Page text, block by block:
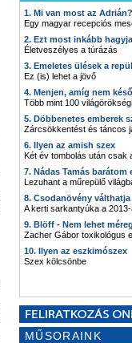
1. Mi van most az Adrián?
Egy magyar recepciós
2. Ezt most inkább
Életveszélyes a túrázás
3. Emeletes ülések a
Ez (is) lehet a jövő
4. Menjen, amíg nem késő
Több mint 100
5. Döbbenetes emberek
Zárcsökkentést és táncos
6. Ilyen az amish szex
Két év tombolás után csak
7. Nádas Tamás barátom
Lezuhant a műrepülő
8. Csodanövény
A kerti sarkantyúka a
9. Blöff - Nem lehet
Zacher Gábor toxikológus
10. Ilyen az eszkimószex
Szex kölcsönbe
MŰSORAINK